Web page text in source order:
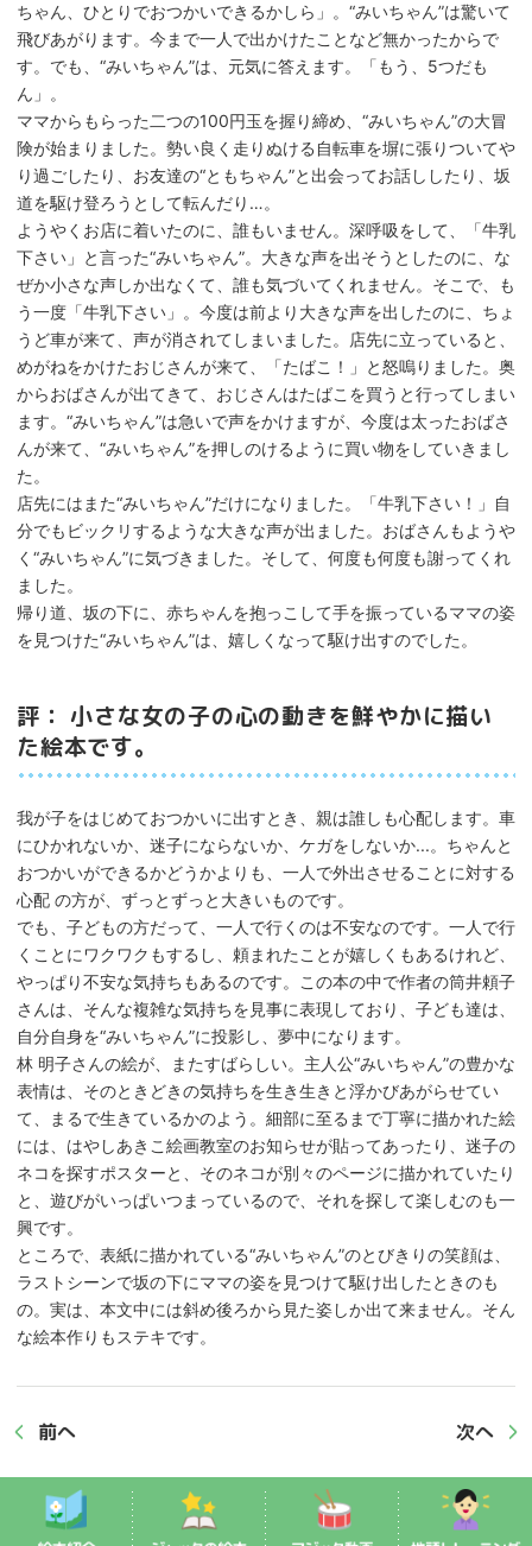
ちゃん、ひとりでおつかいできるかしら」。“みいちゃん”は驚いて
飛びあがります。今まで一人で出かけたことなど無かったからで
す。でも、“みいちゃん”は、元気に答えます。「もう、5つだも
ん」。
ママからもらった二つの100円玉を握り締め、“みいちゃん”の大冒
険が始まりました。勢い良く走りぬける自転車を塀に張りついてや
り過ごしたり、お友達の“ともちゃん”と出会ってお話ししたり、坂
道を駆け登ろうとして転んだり…。
ようやくお店に着いたのに、誰もいません。深呼吸をして、「牛乳
下さい」と言った“みいちゃん”。大きな声を出そうとしたのに、な
ぜか小さな声しか出なくて、誰も気づいてくれません。そこで、も
う一度「牛乳下さい」。今度は前より大きな声を出したのに、ちょ
うど車が来て、声が消されてしまいました。店先に立っていると、
めがねをかけたおじさんが来て、「たばこ！」と怒嗚りました。奥
からおばさんが出てきて、おじさんはたばこを買うと行ってしまい
ます。“みいちゃん”は急いで声をかけますが、今度は太ったおばさ
んが来て、“みいちゃん”を押しのけるように買い物をしていきまし
た。
店先にはまた“みいちゃん”だけになりました。「牛乳下さい！」自
分でもビックリするような大きな声が出ました。おばさんもようや
く“みいちゃん”に気づきました。そして、何度も何度も謝ってくれ
ました。
帰り道、坂の下に、赤ちゃんを抱っこして手を振っているママの姿
を見つけた“みいちゃん”は、嬉しくなって駆け出すのでした。
評： 小さな女の子の心の動きを鮮やかに描い
た絵本です。
我が子をはじめておつかいに出すとき、親は誰しも心配します。車
にひかれないか、迷子にならないか、ケガをしないか...。ちゃんと
おつかいができるかどうかよりも、一人で外出させることに対する
心配 の方が、ずっとずっと大きいものです。
でも、子どもの方だって、一人で行くのは不安なのです。一人で行
くことにワクワクもするし、頼まれたことが嬉しくもあるけれど、
やっぱり不安な気持ちもあるのです。この本の中で作者の筒井頼子
さんは、そんな複雑な気持ちを見事に表現しており、子ども達は、
自分自身を“みいちゃん”に投影し、夢中になります。
林 明子さんの絵が、またすばらしい。主人公“みいちゃん”の豊かな
表情は、そのときどきの気持ちを生き生きと浮かびあがらせてい
て、まるで生きているかのよう。細部に至るまで丁寧に描かれた絵
には、はやしあきこ絵画教室のお知らせが貼ってあったり、迷子の
ネコを探すポスターと、そのネコが別々のページに描かれていたり
と、遊びがいっぱいつまっているので、それを探して楽しむのも一
興です。
ところで、表紙に描かれている“みいちゃん”のとびきりの笑顔は、
ラストシーンで坂の下にママの姿を見つけて駆け出したときのも
の。実は、本文中には斜め後ろから見た姿しか出て来ません。そん
な絵本作りもステキです。
前へ 次へ